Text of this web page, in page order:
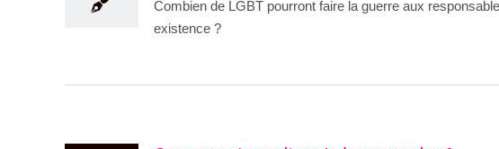
Combien de LGBT pourront faire la guerre aux
existence ?